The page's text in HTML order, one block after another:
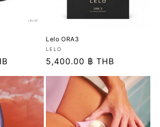
Lelo ORA3
เวน
เด
LELO
ราคา
ปกติ
5,400.00 ฿ THB